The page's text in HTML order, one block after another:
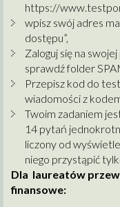
https://
wpisz swój adres
dostępu”,
Zaloguj się na
sprawdź folder
Przepisz kod do
wiadomości z
Twoim zadaniem
14 pytań
liczony od
niego przystąpić
Dla laureatów
finansowe: